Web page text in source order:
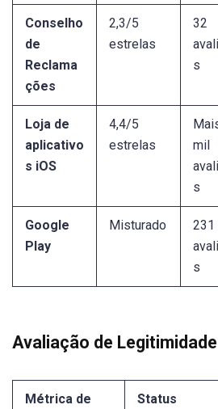
Conselho
de
Reclama
ções
2,3/5
estrelas
32
s
Loja de
aplicativo
s iOS
4,4/5
estrelas
mil
s
Google
Play
Misturado
231
s
Avaliação de
Métrica de
Status